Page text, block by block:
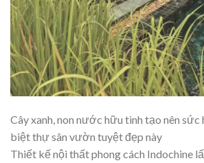
Cây xanh, non nước hữu tình tạo nên sức
biệt thự sân vườn tuyệt đẹp này
Thiết kế nội thất phong cách Indochine